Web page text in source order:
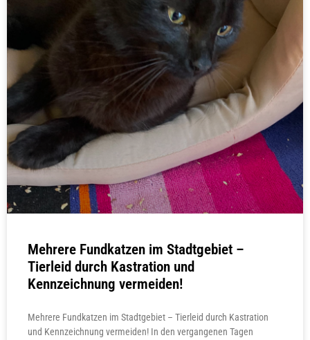
Mehrere Fundkatzen im Stadtgebiet –
Tierleid durch Kastration und
Kennzeichnung vermeiden!
Mehrere Fundkatzen im Stadtgebiet – Tierleid durch Kastration
und Kennzeichnung vermeiden! In den vergangenen Tagen